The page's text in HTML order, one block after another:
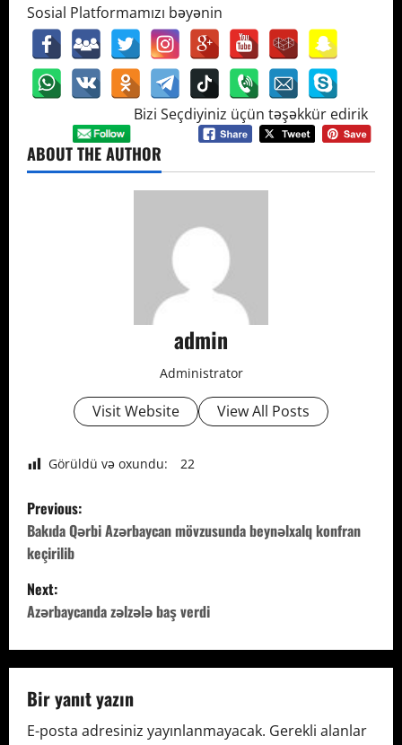
Sosial Platformamızı bəyənin
Bizi Seçdiyiniz üçün təşəkkür edirik
ABOUT THE AUTHOR
admin
Administrator
Visit Website View All Posts
Görüldü və oxundu: 22
P
o
s
t
n
a
v
Previous:
Bakıda Qərbi Azərbaycan mövzusunda beynəlxalq konfran
keçirilib
Next:
Azərbaycanda zəlzələ baş verdi
Bir yanıt yazın
E-posta adresiniz yayınlanmayacak. Gerekli alanlar